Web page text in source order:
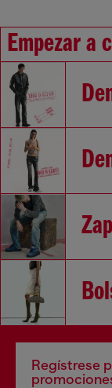
Empezar a
Regístrese